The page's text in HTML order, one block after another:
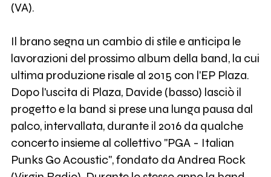
(VA).
Il brano segna un cambio di stile e anticipa le
lavorazioni del prossimo album della band, la cui
ultima produzione risale al 2015 con l'EP Plaza.
Dopo l'uscita di Plaza, Davide (basso) lasciò il
progetto e la band si prese una lunga pausa dal
palco, intervallata, durante il 2016 da qualche
concerto insieme al collettivo "PGA - Italian
Punks Go Acoustic", fondato da Andrea Rock